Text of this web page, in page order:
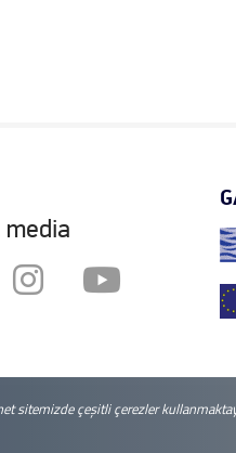
sitemizde çeşitli çerezler
media